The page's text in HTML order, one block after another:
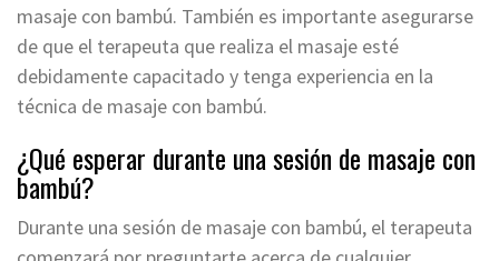
masaje con bambú. También es importante asegurarse
de que el terapeuta que realiza el masaje esté
debidamente capacitado y tenga experiencia en la
técnica de masaje con bambú.
¿Qué esperar durante una sesión de masaje con
bambú?
Durante una sesión de masaje con bambú, el terapeuta